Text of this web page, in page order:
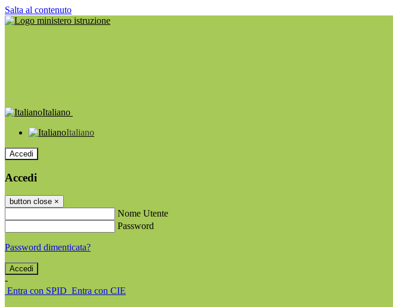
Salta al contenuto
Italiano
Italiano
Accedi
Accedi
button close ×
Nome Utente
Password
Password dimenticata?
-
Entra con SPID Entra con CIE